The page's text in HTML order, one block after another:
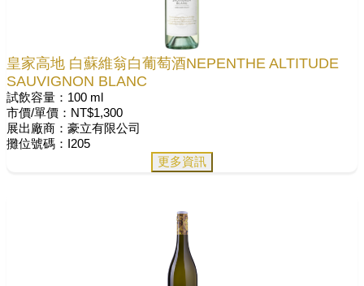
皇家高地 白蘇維翁白葡萄酒NEPENTHE ALTITUDE
SAUVIGNON BLANC
試飲容量：100 ml
市價/單價：NT$1,300
展出廠商：豪立有限公司
攤位號碼：I205
更多資訊